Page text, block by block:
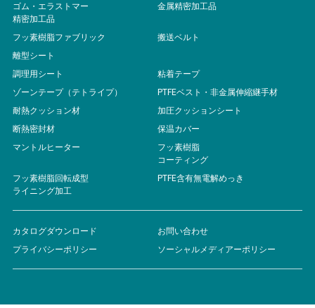
ゴム・エラストマー
精密加工品
金属精密加工品
フッ素樹脂ファブリック
搬送ベルト
離型シート
調理用シート
粘着テープ
ゾーンテープ（テトライプ）
PTFEベスト・非金属伸縮継手材
耐熱クッション材
加圧クッションシート
断熱密封材
保温カバー
マントルヒーター
フッ素樹脂
コーティング
フッ素樹脂回転成型
ライニング加工
PTFE含有無電解めっき
カタログダウンロード
お問い合わせ
プライバシーポリシー
ソーシャルメディアーポリシー